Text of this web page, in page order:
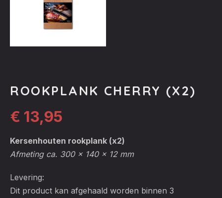
ROOKPLANK CHERRY (X2)
€ 13,95
Kersenhouten rookplank (x2)
Afmeting ca. 300 x 140 x 12 mm
Levering:
Dit product kan afgehaald worden binnen 3